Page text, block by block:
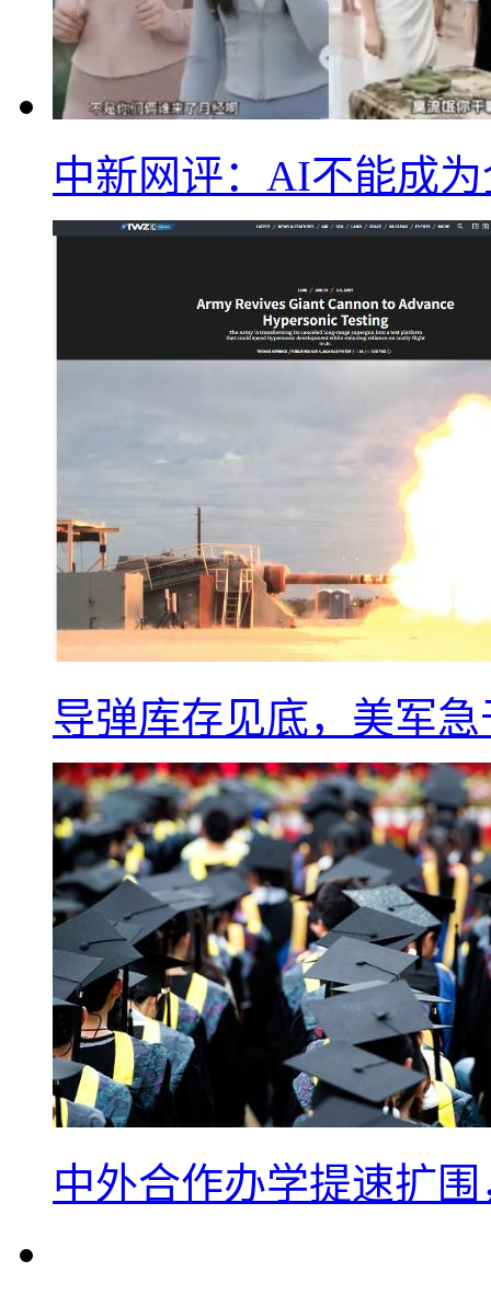
中新网评：AI不能成
导弹库存见底，美军
中外合作办学提速扩